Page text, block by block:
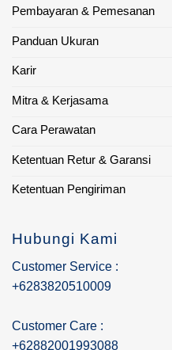
Pembayaran & Pemesanan
Panduan Ukuran
Karir
Mitra & Kerjasama
Cara Perawatan
Ketentuan Retur & Garansi
Ketentuan Pengiriman
Hubungi Kami
Customer Service :
+6283820510009
Customer Care :
+62882001993088